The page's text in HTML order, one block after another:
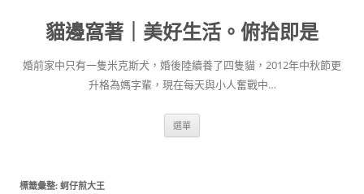
容
貓邊窩著｜美好生活。俯拾即是
婚前家中只有一隻米克斯犬，婚後陸續養了四隻貓，2012年中秋節更
升格為媽字輩，現在每天與小人奮戰中…
選單
標籤彙整: 蚵仔煎大王